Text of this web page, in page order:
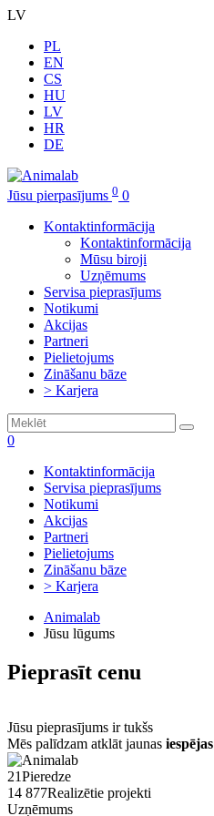
LV
PL
EN
CS
HU
LV
HR
DE
Jūsu pierpasījums 0 0
Kontaktinformācija
Kontaktinformācija
Mūsu biroji
Uzņēmums
Servisa pieprasījums
Notikumi
Akcijas
Partneri
Pielietojums
Zināšanu bāze
> Karjera
0
Kontaktinformācija
Servisa pieprasījums
Notikumi
Akcijas
Partneri
Pielietojums
Zināšanu bāze
> Karjera
Animalab
Jūsu lūgums
Pieprasīt cenu
Jūsu pieprasījums ir tukšs
Mēs palīdzam atklāt jaunas iespējas
21Pieredze
14 877Realizētie projekti
Uzņēmums